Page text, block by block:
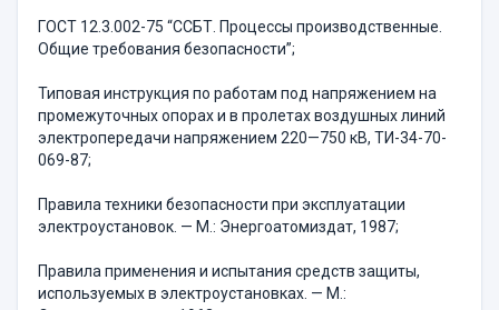
ГОСТ 12.3.002-75 “ССБТ. Процессы производственные.
Общие требования безопасности”;
Типовая инструкция по работам под напряжением на
промежуточных опорах и в пролетах воздушных линий
электропередачи напряжением 220—750 кВ, ТИ-34-70-
069-87;
Правила техники безопасности при эксплуатации
электроустановок. — М.: Энергоатомиздат, 1987;
Правила применения и испытания средств защиты,
используемых в электроустановках. — М.: